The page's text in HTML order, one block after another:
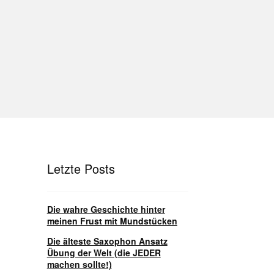
Unterrichtsbedingungen (AGBs)
Letzte Posts
Die wahre Geschichte hinter
meinen Frust mit Mundstücken
Die älteste Saxophon Ansatz
Übung der Welt (die JEDER
machen sollte!)